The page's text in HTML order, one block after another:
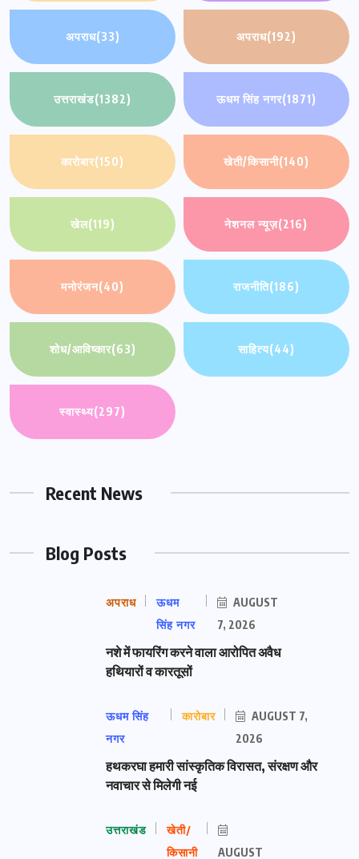
अपराध(33) अपराध(192)
उत्तराखंड(1382) ऊधम सिंह नगर(1871)
कारोबार(150) खेती/किसानी(140)
खेल(119) नेशनल न्यूज़(216)
मनोरंजन(40) राजनीति(186)
शोध/आविष्कार(63) साहित्य(44)
स्वास्थ्य(297)
Recent News
Blog Posts
अपराध
ऊधम
सिंह नगर
AUGUST
7, 2026
नशे में फायरिंग करने वाला आरोपित अवैध
हथियारों व कारतूसों
ऊधम सिंह
नगर
कारोबार
AUGUST 7,
2026
हथकरघा हमारी सांस्कृतिक विरासत, संरक्षण और
नवाचार से मिलेगी नई
उत्तराखंड
खेती/
किसानी
AUGUST